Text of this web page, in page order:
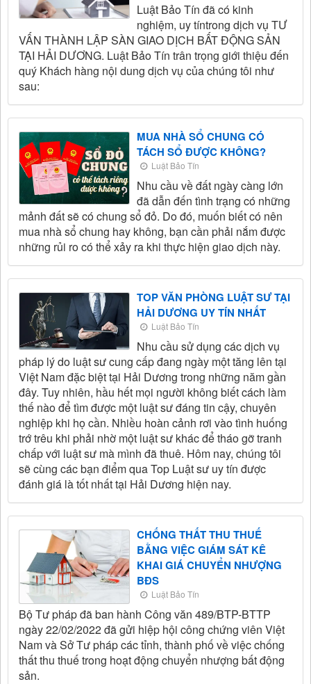
Luật Bảo Tín đã có kinh
nghiệm, uy tíntrong dịch vụ TƯ
VẤN THÀNH LẬP SÀN GIAO DỊCH BẤT ĐỘNG SẢN
TẠI HẢI DƯƠNG. Luật Bảo Tín trân trọng giới thiệu đến
quý Khách hàng nội dung dịch vụ của chúng tôi như
sau:
MUA NHÀ SỔ CHUNG CÓ
TÁCH SỔ ĐƯỢC KHÔNG?
Luật Bảo Tín
Nhu cầu về đất ngày càng lớn
đã dẫn đến tình trạng có những
mảnh đất sẽ có chung sổ đỏ. Do đó, muốn biết có nên
mua nhà sổ chung hay không, bạn cần phải nắm được
những rủi ro có thể xảy ra khi thực hiện giao dịch này.
TOP VĂN PHÒNG LUẬT SƯ TẠI
HẢI DƯƠNG UY TÍN NHẤT
Luật Bảo Tín
Nhu cầu sử dụng các dịch vụ
pháp lý do luật sư cung cấp đang ngày một tăng lên tại
Việt Nam đặc biệt tại Hải Dương trong những năm gần
đây. Tuy nhiên, hầu hết mọi người không biết cách làm
thế nào để tìm được một luật sư đáng tin cậy, chuyên
nghiệp khi họ cần. Nhiều hoàn cảnh rơi vào tình huống
trớ trêu khi phải nhờ một luật sư khác để tháo gỡ tranh
chấp với luật sư mà mình đã thuê. Hôm nay, chúng tôi
sẽ cùng các bạn điểm qua Top Luật sư uy tín được
đánh giá là tốt nhất tại Hải Dương hiện nay.
CHỐNG THẤT THU THUẾ
BẰNG VIỆC GIÁM SÁT KÊ
KHAI GIÁ CHUYỂN NHƯỢNG
BĐS
Luật Bảo Tín
Bộ Tư pháp đã ban hành Công văn 489/BTP-BTTP
ngày 22/02/2022 đã gửi hiệp hội công chứng viên Việt
Nam và Sở Tư pháp các tỉnh, thành phố về việc chống
thất thu thuế trong hoạt động chuyển nhượng bất động
sản.